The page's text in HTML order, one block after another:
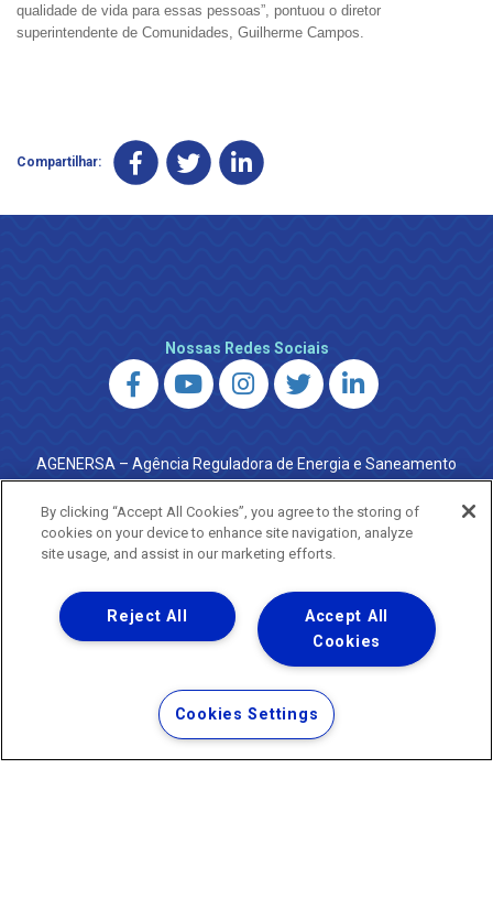
qualidade de vida para essas pessoas”, pontuou o diretor
superintendente de Comunidades, Guilherme Campos.
Compartilhar:
Nossas Redes Sociais
AGENERSA – Agência Reguladora de Energia e Saneamento
do Estado do Rio de Janeiro
0800 024 9040 · (21) 2332-6457 (WhatsApp) ·
ouvidoria@agenersa.rj.gov.br/ouvidoria.agenersa@gmail.com
·http://www.agenersa.rj.gov.br
Uma empresa
Copyright ® 2026 - Todos os Direitos Reservados.
Termos Gerais de Uso de Sites e Aplicativos
Política de Privacidade e Proteção de Dados
By clicking “Accept All Cookies”, you agree to the storing of
cookies on your device to enhance site navigation, analyze
site usage, and assist in our marketing efforts.
Accept All
Cookies
Reject All
Cookies Settings